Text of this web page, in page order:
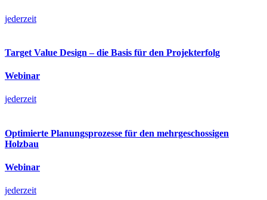
jederzeit
Target Value Design – die Basis für den Projekterfolg
Webinar
jederzeit
Optimierte Planungsprozesse für den mehrgeschossigen
Holzbau
Webinar
jederzeit